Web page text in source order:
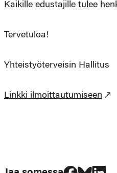
Kaikille edustajille tulee
Tervetuloa!
Yhteistyöterveisin Hallitus
Linkki ilmoittautumiseen
Jaa Jaa